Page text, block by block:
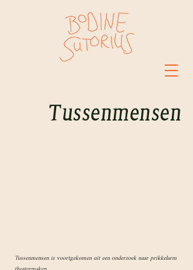
Tussenmensen
Tussenmensen is voortgekomen uit een onderzoek naar prikkelarm